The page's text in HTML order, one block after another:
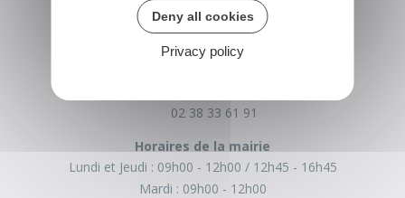
BROMEILLES
45390 Bromeilles
02 38 33 61 91
Horaires de la mairie
Lundi et Jeudi : 09h00 - 12h00
12h45 - 16h45
Mardi : 09h00 - 12h00
Deny all cookies
Privacy policy